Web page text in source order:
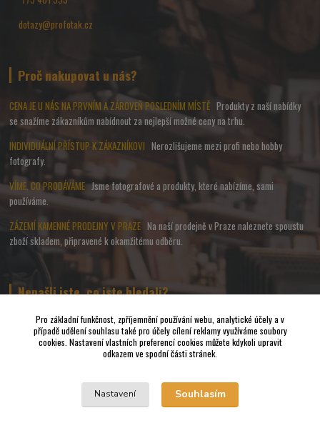
dotazy@profotak.cz
Proč nakupovat u nás?
CENA JE U NÁS NA PRVNÍM A ZÁROVEŇ POSLEDNÍM MÍSTĚ Produkty z naší nabídky
se snažíme zákazníkům nabídnout za nejlepší možné ceny na trhu.
INDIVIDUÁLNÍ PŘÍSTUP K ZÁKAZNÍKOVINerozlišujeme mezi profi nebo hobby
fotografy.
VÍME, CO PRODÁVÁMEJsme fotografové a produkty, které nabízíme, sami
používáme.
ZÁZEMÍ KAMENNÉ PRODEJNY V PRAZENa naší prodejně v Praze naleznete spoustu
zboží skladem, připravené k okamžitému odběru.
Nenašli jste, co jste hledali?
Napište nám a pokusíme se udělat vše, abychom pro Vás sehnali to
nejvhodnější FOTO a VIDEO příslušenství.
Pro základní funkčnost, zpříjemnění používání webu, analytické účely a v
případě udělení souhlasu také pro účely cílení reklamy využíváme soubory
cookies. Nastavení vlastních preferencí cookies můžete kdykoli upravit
odkazem ve spodní části stránek.
Nastavení Souhlasím